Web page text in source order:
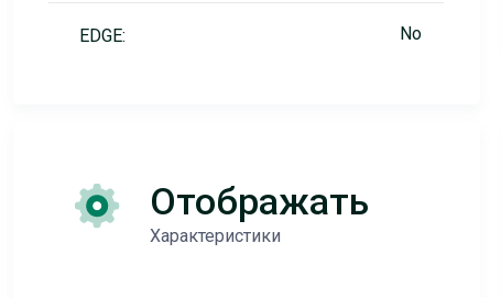
EDGE: No
Отображать
Характеристики